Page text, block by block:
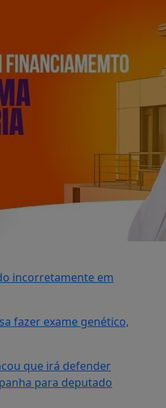
incorretamente em
fazer exame genético,
que irá defender
para deputado